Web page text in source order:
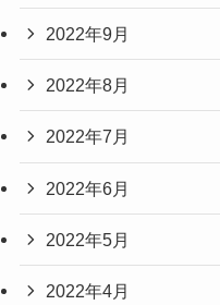
2022年9月
2022年8月
2022年7月
2022年6月
2022年5月
2022年4月